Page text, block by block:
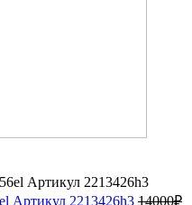
Артикул 2213426h3 14000₽